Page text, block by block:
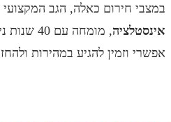
כאלה, הגב המקצועי שלכם
, מומחה עם 40 שנות
להגיע במהירות ולהחזיר